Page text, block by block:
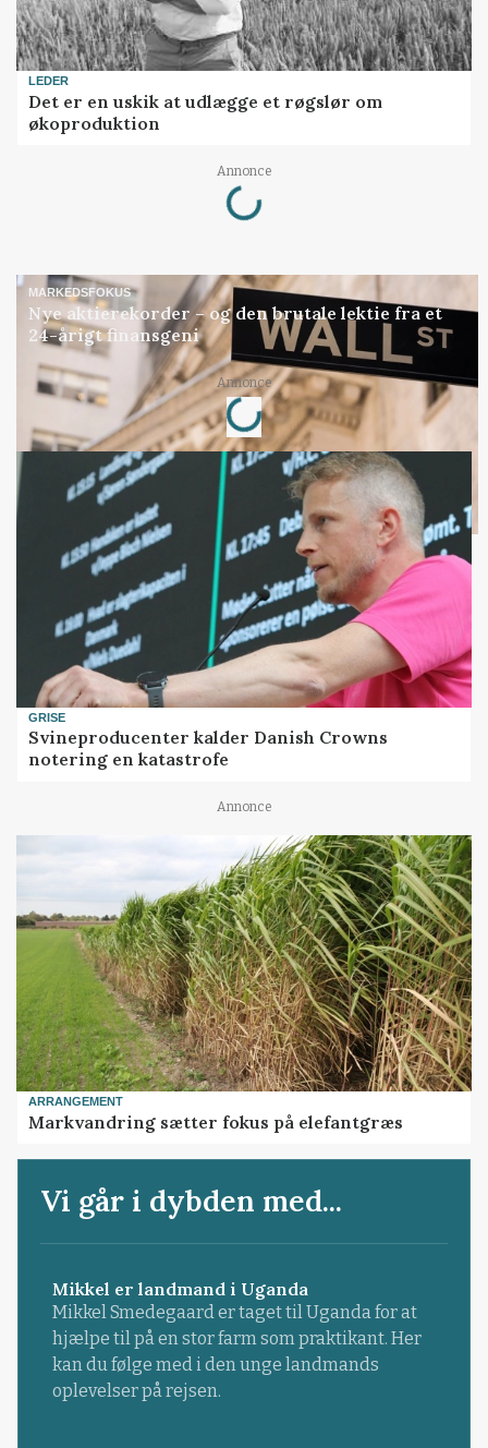
LEDER
Det er en uskik at udlægge et røgslør om
økoproduktion
Annonce
Loading...
MARKEDSFOKUS
Nye aktierekorder – og den brutale lektie fra et
24-årigt finansgeni
Annonce
Loading...
GRISE
Svineproducenter kalder Danish Crowns
notering en katastrofe
Annonce
ARRANGEMENT
Markvandring sætter fokus på elefantgræs
Vi går i dybden med...
Mikkel er landmand i Uganda
Mikkel Smedegaard er taget til Uganda for at
hjælpe til på en stor farm som praktikant. Her
kan du følge med i den unge landmands
oplevelser på rejsen.